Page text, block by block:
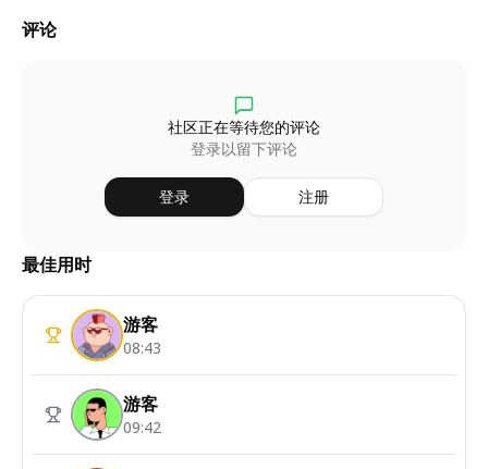
评论
社区正在等待您的评论
登录以留下评论
登录 注册
最佳用时
游客
08:43
游客
09:42